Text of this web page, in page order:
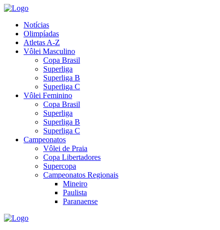
Notícias
Olimpíadas
Atletas A-Z
Vôlei Masculino
Copa Brasil
Superliga
Superliga B
Superliga C
Vôlei Feminino
Copa Brasil
Superliga
Superliga B
Superliga C
Campeonatos
Vôlei de Praia
Copa Libertadores
Supercopa
Campeonatos Regionais
Mineiro
Paulista
Paranaense